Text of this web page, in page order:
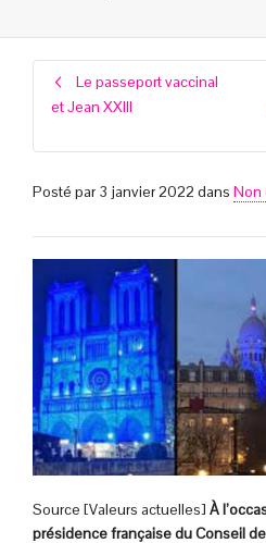
Le passeport vaccinal
et Jean XXIII
Posté par 3 janvier 2022 dans Non
Source [Valeurs actuelles] À
présidence française du Conseil